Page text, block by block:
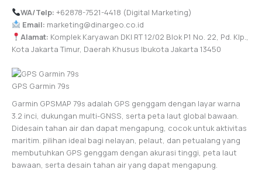
WA/Telp: +62878-7521-4418 (Digital Marketing)
Email: marketing@dinargeo.co.id
Alamat: Komplek Karyawan DKI RT 12/02 Blok P1 No. 22, Pd. Klp.,
Kota Jakarta Timur, Daerah Khusus Ibukota Jakarta 13450
GPS Garmin 79s
Garmin GPSMAP 79s adalah GPS genggam dengan layar warna
3.2 inci, dukungan multi-GNSS, serta peta laut global bawaan.
Didesain tahan air dan dapat mengapung, cocok untuk aktivitas
maritim. pilihan ideal bagi nelayan, pelaut, dan petualang yang
membutuhkan GPS genggam dengan akurasi tinggi, peta laut
bawaan, serta desain tahan air yang dapat mengapung.